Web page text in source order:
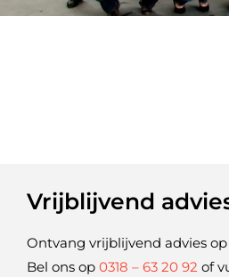
Vrijblijvend
Ontvang vrijblijvend advies
Bel ons op 0318 – 63 20 92 of